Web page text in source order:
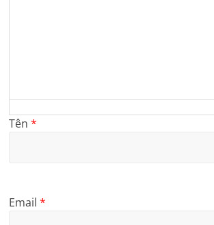
Tên*
Email*